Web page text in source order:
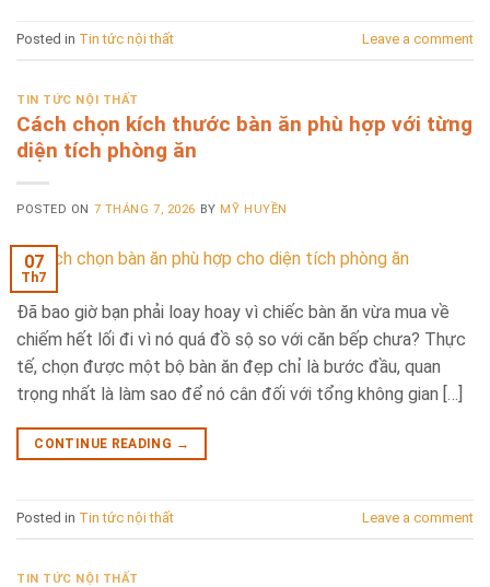
Posted in Tin tức nội thất Leave a comment
TIN TỨC NỘI THẤT
Cách chọn kích thước bàn ăn phù hợp với từng
diện tích phòng ăn
POSTED ON 7 THÁNG 7, 2026 BY MỸ HUYỀN
07
Th7
Đã bao giờ bạn phải loay hoay vì chiếc bàn ăn vừa mua về
chiếm hết lối đi vì nó quá đồ sộ so với căn bếp chưa? Thực
tế, chọn được một bộ bàn ăn đẹp chỉ là bước đầu, quan
trọng nhất là làm sao để nó cân đối với tổng không gian […]
CONTINUE READING →
Posted in Tin tức nội thất Leave a comment
TIN TỨC NỘI THẤT